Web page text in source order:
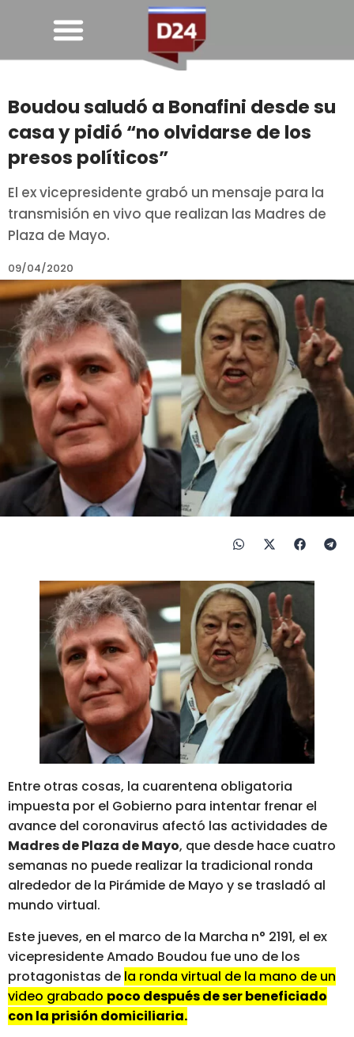
Boudou saludó a Bonafini desde su
casa y pidió “no olvidarse de los
presos políticos”
El ex vicepresidente grabó un mensaje para la
transmisión en vivo que realizan las Madres de
Plaza de Mayo.
09/04/2020
Entre otras cosas, la cuarentena obligatoria
impuesta por el Gobierno para intentar frenar el
avance del coronavirus afectó las actividades de
Madres de Plaza de Mayo, que desde hace cuatro
semanas no puede realizar la tradicional ronda
alrededor de la Pirámide de Mayo y se trasladó al
mundo virtual.
Este jueves, en el marco de la Marcha n° 2191, el ex
vicepresidente Amado Boudou fue uno de los
protagonistas de la ronda virtual de la mano de un
video grabado poco después de ser beneficiado
con la prisión domiciliaria.